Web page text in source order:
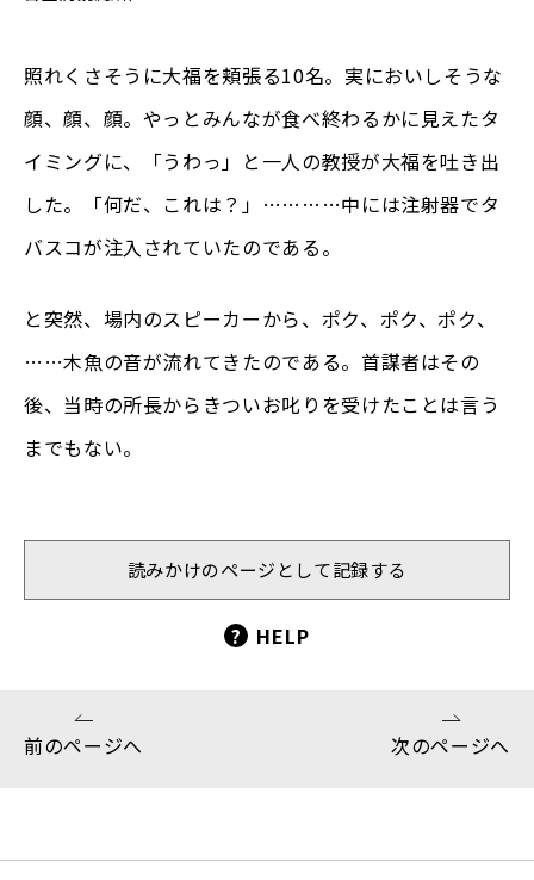
照れくさそうに大福を頬張る10名。実においしそうな
顔、顔、顔。やっとみんなが食べ終わるかに見えたタ
イミングに、「うわっ」と一人の教授が大福を吐き出
した。「何だ、これは？」…………中には注射器でタ
バスコが注入されていたのである。
と突然、場内のスピーカーから、ポク、ポク、ポク、
……木魚の音が流れてきたのである。首謀者はその
後、当時の所長からきついお叱りを受けたことは言う
までもない。
読みかけのページとして記録する
? HELP
前のページへ 次のページへ